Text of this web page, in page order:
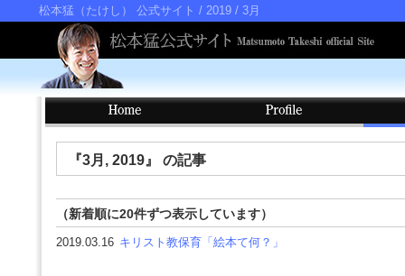
松本猛（たけし） 公式サイト / 2019 / 3月
『3月, 2019』 の記事
（新着順に20件ずつ表示しています）
2019.03.16 キリスト教保育「絵本て何？」